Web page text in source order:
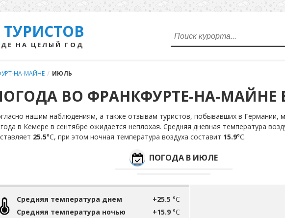
НА ЦЕЛЫЙ ГОД
НА-МАЙНЕ / ИЮЛЬ
ВО ФРАНКФУРТЕ-НА-МАЙНЕ
нашим наблюдениям, а также отзывам туристов, побывавших в Германии,
в Кемере в сентябре ожидается неплохая. Средняя дневная температура
25.5°С, при этом ночная температура воздуха составит 15.9°С.
ПОГОДА В ИЮЛЕ
Средняя температура днем
Средняя температура ночью
+25.5 °C
+15.9 °C